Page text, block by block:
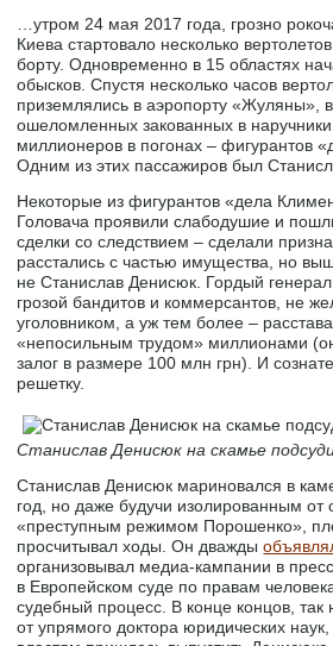
…утром 24 мая 2017 года, грозно
Киева стартовало несколько
борту. Одновременно в 15 областях
обысков. Спустя несколько часов
приземлялись в аэропорту «Жуляны»,
ошеломленных закованных в
миллионеров в погонах – фигурантов
Одним из этих пассажиров был
Некоторые из фигурантов «дела
Головача проявили слабодушие и
сделки со следствием – сделали
расстались с частью имущества, но
не Станислав Денисюк. Гордый
грозой бандитов и коммерсантов, не
уголовником, а уж тем более –
«непосильным трудом» миллионами
залог в размере 100 млн грн). И
решетку.
Станислав Денисюк на скамье
Станислав Денисюк мариновался в
год, но даже будучи изолированным от
«преступным режимом Порошенко»,
просчитывал ходы. Он дважды
организовывал медиа-кампании в
в Европейском суде по правам
судебный процесс. В конце концов, так
от упрямого доктора юридических